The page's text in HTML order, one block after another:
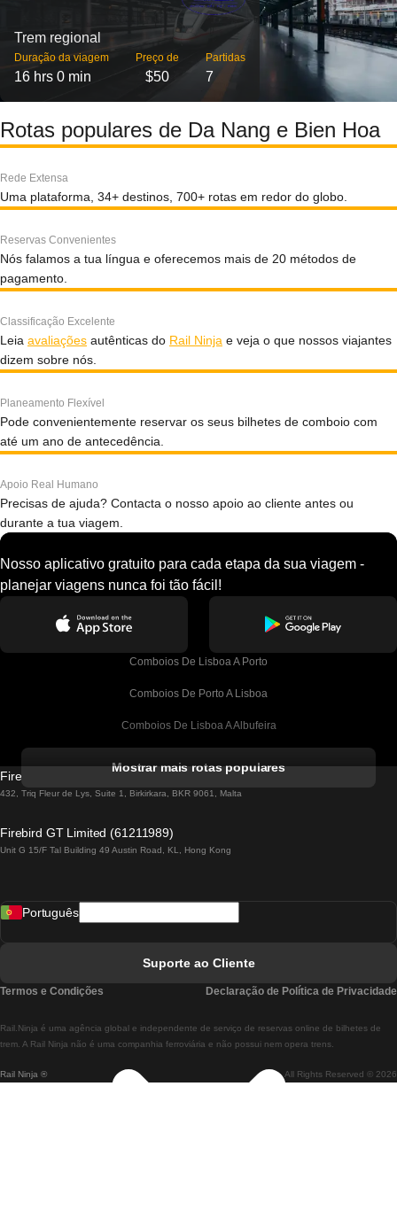
Trem regional
Duração da viagem
16 hrs 0 min
Preço de
$50
Partidas
7
Rotas populares de Da Nang e Bien Hoa
Rede Extensa
Uma plataforma, 34+ destinos, 700+ rotas em redor do globo.
Reservas Convenientes
Nós falamos a tua língua e oferecemos mais de 20 métodos de
pagamento.
Classificação Excelente
Leia avaliações autênticas do Rail Ninja e veja o que nossos viajantes
dizem sobre nós.
Planeamento Flexível
Pode convenientemente reservar os seus bilhetes de comboio com
até um ano de antecedência.
Apoio Real Humano
Precisas de ajuda? Contacta o nosso apoio ao cliente antes ou
durante a tua viagem.
Nosso aplicativo gratuito para cada etapa da sua viagem -
planejar viagens nunca foi tão fácil!
Comboios De Lisboa A Porto
Comboios De Porto A Lisboa
Comboios De Lisboa A Albufeira
Comboios De Lisboa A Lagos
Comboios De Lisboa A Madrid
Comboios De Lisboa A Braga
Comboios De Braga A Lisboa
Mostrar mais rotas populares
Firebird GT Limited (OC 1451)
432, Triq Fleur de Lys, Suite 1, Birkirkara, BKR 9061, Malta
Firebird GT Limited (61211989)
Unit G 15/F Tal Building 49 Austin Road, KL, Hong Kong
Rail Ninja ® All Rights Reserved © 2026
Rail.Ninja é uma agência global e independente de serviço de reservas online de bilhetes de
trem. A Rail Ninja não é uma companhia ferroviária e não possui nem opera trens.
Português
Suporte ao Cliente
Termos e Condições Declaração de Política de Privacidade